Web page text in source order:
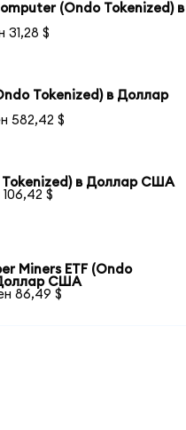
(Ondo Tokenized) в
31,28 $
Tokenized) в Доллар
582,42 $
в Доллар США
$
Miners ETF (Ondo
США
86,49 $